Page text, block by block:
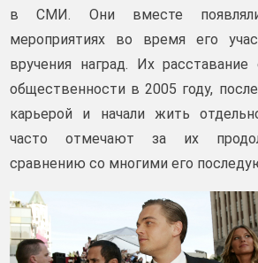
в СМИ. Они вместе
мероприятиях во время его
вручения наград. Их расставание
общественности в 2005 году,
карьерой и начали жить
часто отмечают за их
сравнению со многими его